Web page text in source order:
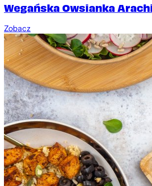
Wegańska Owsianka
Zobacz